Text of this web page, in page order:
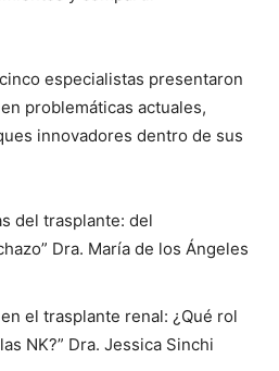
especialistas presentaron
problemáticas actuales,
innovadores dentro de sus
del trasplante: del
Dra. María de los Ángeles
el trasplante renal: ¿Qué rol
NK?” Dra. Jessica Sinchi